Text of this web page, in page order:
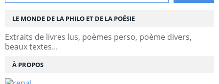
LE MONDE DE LA PHILO ET DE LA POÉSIE
Extraits de livres lus, poèmes perso, poème divers,
beaux textes...
À PROPOS